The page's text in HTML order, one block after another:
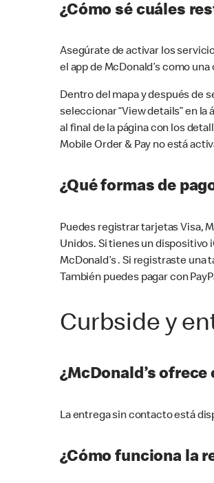
¿Cómo sé cuáles
Asegúrate de activar los
el app de McDonald’s como
Dentro del mapa y después de
seleccionar “View details” en
al final de la página con los
Mobile Order & Pay no está
¿Qué formas de
Puedes registrar tarjetas Visa,
Unidos. Si tienes un dispositivo
McDonald’s . Si registraste
También puedes pagar con
Curbside y
¿McDonald’s
La entrega sin contacto está
¿Cómo funciona la